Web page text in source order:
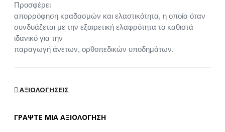
Προσφέρει
απορρόφηση κραδασμών και ελαστικότητα, η οποία όταν
συνδυάζεται με την εξαιρετική ελαφρότητα το καθιστά
ιδανικό για την
παραγωγή άνετων, ορθοπεδικών υποδημάτων.
ΑΞΙΟΛΟΓΉΣΕΙΣ
ΓΡΆΨΤΕ ΜΙΑ ΑΞΙΟΛΌΓΗΣΗ